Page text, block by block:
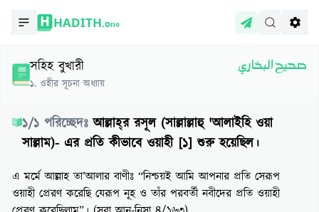
HADITH.One
সহিহ বুখারী
১. ওহীর সূচনা অধ্যায়
صحيح البخاري
১/১ পরিচ্ছেদঃআল্লাহ্‌র রসূল (সাল্লাল্লাহু 'আলাইহি ওয়া
সাল্লাম)- এর প্রতি কীভাবে ওয়াহী [১] শুরু হয়েছিল।
এ মর্মে আল্লাহ তা’আলার বাণীঃ “নিশ্চয়ই আমি আপনার প্রতি সেরূপ
ওয়াহী প্রেরণ করেছি যেরূপ নূহ ও তাঁর পরবর্তী নবীদের প্রতি ওয়াহী